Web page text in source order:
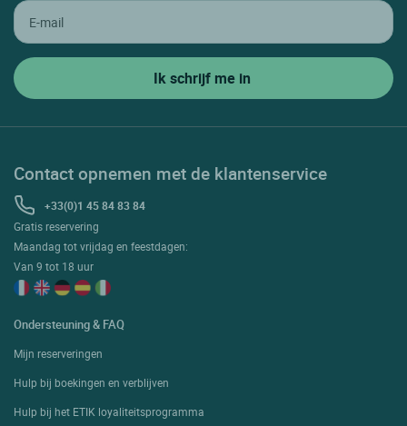
Contact opnemen met de klantenservice
+33(0)1 45 84 83 84
Gratis reservering
Maandag tot vrijdag en feestdagen:
Van 9 tot 18 uur
Ondersteuning & FAQ
Mijn reserveringen
Hulp bij boekingen en verblijven
Hulp bij het ETIK loyaliteitsprogramma